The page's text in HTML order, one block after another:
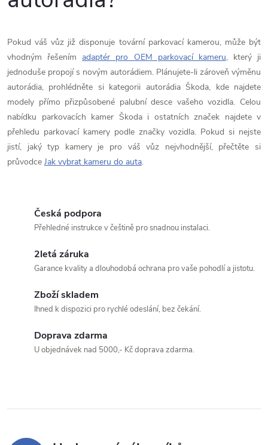
Pokud váš vůz již disponuje tovární parkovací kamerou, může být
vhodným řešením adaptér pro OEM parkovací kameru, který ji
jednoduše propojí s novým autorádiem. Plánujete-li zároveň výměnu
autorádia, prohlédněte si kategorii autorádia Škoda, kde najdete
modely přímo přizpůsobené palubní desce vašeho vozidla. Celou
nabídku parkovacích kamer Škoda i ostatních značek najdete v
přehledu parkovací kamery podle značky vozidla. Pokud si nejste
jistí, jaký typ kamery je pro váš vůz nejvhodnější, přečtěte si
průvodce Jak vybrat kameru do auta.
Česká podpora
Přehledné instrukce v češtině pro snadnou instalaci.
2letá záruka
Garance kvality a dlouhodobá ochrana pro vaše pohodlí a jistotu.
Zboží skladem
Ihned k dispozici pro rychlé odeslání, bez čekání.
Doprava zdarma
U objednávek nad 5000,- Kč doprava zdarma.